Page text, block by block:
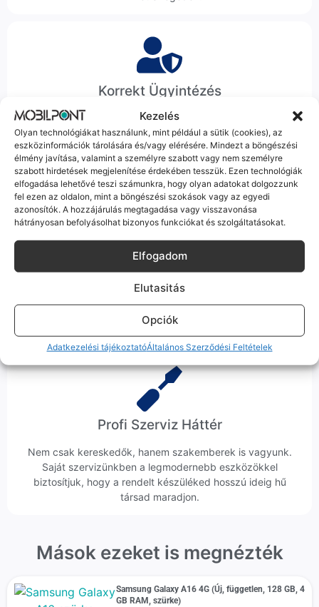
Kezelés
Olyan technológiákat használunk, mint például a sütik (cookies), az
eszközinformációk tárolására és/vagy elérésére. Mindezt a böngészési
élmény javítása, valamint a személyre szabott vagy nem személyre
szabott hirdetések megjelenítése érdekében tesszük. Ezen technológiák
elfogadása lehetővé teszi számunkra, hogy olyan adatokat dolgozzunk
fel ezen az oldalon, mint a böngészési szokások vagy az egyedi
azonosítók. A hozzájárulás megtagadása vagy visszavonása
hátrányosan befolyásolhat bizonyos funkciókat és szolgáltatásokat.
Elfogadom
Elutasitás
Opciók
Adatkezelési tájékoztatóÁltalános Szerződési Feltételek
Korrekt Ügyintézés
Hibázni emberi dolog, de a felelősségvállalás nálunk alap.
Ha ritkán előfordul egy hiba, nem kifogásokat keresünk,
hanem megoldást. Szakértő kollégáink azonnal kézbe
veszik az ügyedet.
Ingyenes Futár & Szerviz
Ha messze laksz, mi megyünk a készülékért. Garanciális
javítva vagy cserélve küldjük vissza – neked ez 0 Ft
költséggel jár.
Profi Szerviz Háttér
Nem csak kereskedők, hanem szakemberek is vagyunk.
Saját szervizünkben a legmodernebb eszközökkel
biztosítjuk, hogy a rendelt készüléked hosszú ideig hű
társad maradjon.
Mások ezeket is megnézték
Samsung Galaxy A16 4G (Új, független, 128 GB, 4
GB RAM, szürke)